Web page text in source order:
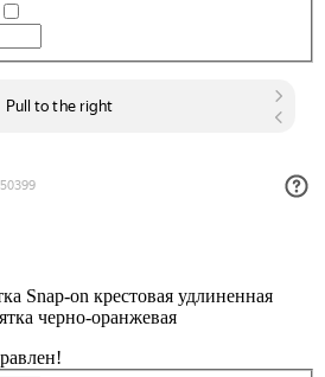
Snap-on крестовая удлиненная
черно-оранжевая